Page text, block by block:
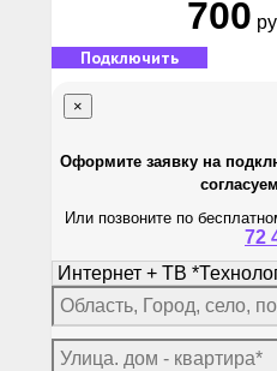
700
Подключить
×
Оформите заявку на
Или позвоните по
72